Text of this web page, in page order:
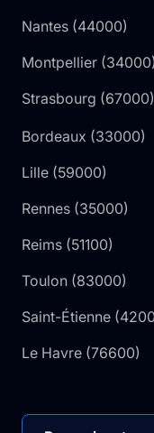
Nantes (44000)
Montpellier (34000)
Strasbourg (67000)
Bordeaux (33000)
Lille (59000)
Rennes (35000)
Reims (51100)
Toulon (83000)
Saint-Étienne (
Le Havre (76600)